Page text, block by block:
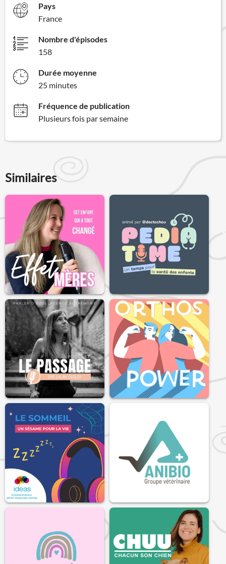
Pays
France
Nombre d'épisodes
158
Durée moyenne
25 minutes
Fréquence de publication
Plusieurs fois par semaine
Similaires